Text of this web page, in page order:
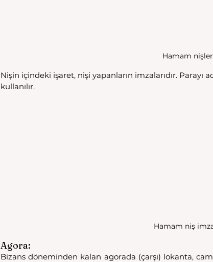
Hamam
Nişin içindeki işaret, nişi yapanların imzalarıdır.
kullanılır.
Hamam niş
Agora:
Bizans döneminden kalan agorada (çarşı) lokanta,